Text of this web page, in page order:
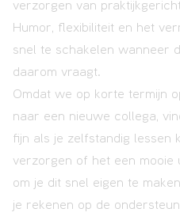
verzorgen van
Humor, flexibiliteit en het
snel te schakelen wanneer
daarom vraagt.
Omdat we op korte termijn
naar een nieuwe collega,
fijn als je zelfstandig lessen
verzorgen of het een mooie
om je dit snel eigen te
je rekenen op de